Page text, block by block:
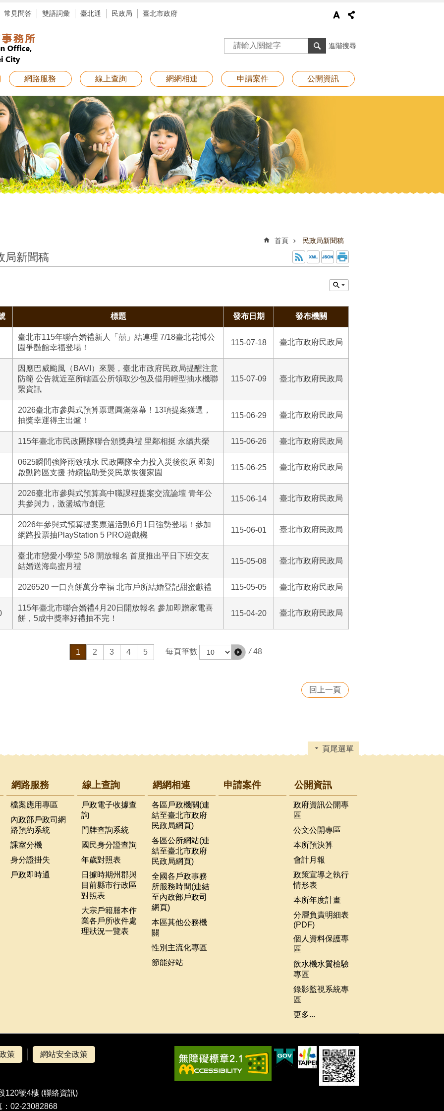
常見問答 雙語詞彙 臺北通 民政局 臺北市政府
進階搜尋
網路服務 線上查詢 網網相連 申請案件 公開資訊
首頁 民政局新聞稿
局新聞稿
標題 發布日期 發布機關
臺北市115年聯合婚禮新人「囍」結連理 7/18臺北花博公
園爭豔館幸福登場！
115-07-18 臺北市政府民政局
因應巴威颱風（BAVI）來襲，臺北市政府民政局提醒注意
防範 公告就近至所轄區公所領取沙包及借用輕型抽水機聯
繫資訊
115-07-09 臺北市政府民政局
2026臺北市參與式預算票選圓滿落幕！13項提案獲選，
抽獎幸運得主出爐！
115-06-29 臺北市政府民政局
115年臺北市民政團隊聯合頒獎典禮 里鄰相挺 永續共榮 115-06-26 臺北市政府民政局
0625瞬間強降雨致積水 民政團隊全力投入災後復原 即刻
啟動跨區支援 持續協助受災民眾恢復家園
115-06-25 臺北市政府民政局
2026臺北市參與式預算高中職課程提案交流論壇 青年公
共參與力，激盪城市創意
115-06-14 臺北市政府民政局
2026年參與式預算提案票選活動6月1日強勢登場！參加
網路投票抽PlayStation 5 PRO遊戲機
115-06-01 臺北市政府民政局
臺北市戀愛小學堂 5/8 開放報名 首度推出平日下班交友
結婚送海島蜜月禮
115-05-08 臺北市政府民政局
2026520 一口喜餅萬分幸福 北市戶所結婚登記甜蜜獻禮 115-05-05 臺北市政府民政局
115年臺北市聯合婚禮4月20日開放報名 參加即贈家電喜
餅，5成中獎率好禮抽不完！
115-04-20 臺北市政府民政局
1 2 3 4 5 每頁筆數 / 48
回上一頁
頁尾選單
網路服務
檔案應用專區
內政部戶政司網
路預約系統
課室分機
身分證掛失
戶政即時通
線上查詢
戶政電子收據查
詢
門牌查詢系統
國民身分證查詢
年歲對照表
日據時期州郡與
目前縣市行政區
對照表
大宗戶籍謄本作
業各戶所收件處
理狀況一覽表
網網相連
各區戶政機關(連
結至臺北市政府
民政局網頁)
各區公所網站(連
結至臺北市政府
民政局網頁)
全國各戶政事務
所服務時間(連結
至內政部戶政司
網頁)
本區其他公務機
關
性別主流化專區
節能好站
申請案件 公開資訊
政府資訊公開專
區
公文公開專區
本所預決算
會計月報
政策宣導之執行
情形表
本所年度計畫
分層負責明細表
(PDF)
個人資料保護專
區
飲水機水質檢驗
專區
錄影監視系統專
區
更多...
策 網站安全政策
120號4樓 (聯絡資訊)
02-23082868